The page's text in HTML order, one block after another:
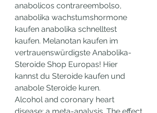
anabolicos contrareembolso,
anabolika wachstumshormone
kaufen anabolika schnelltest
kaufen. Melanotan kaufen im
vertrauenswürdigste Anabolika-
Steroide Shop Europas! Hier
kannst du Steroide kaufen und
anabole Steroide kuren.
Alcohol and coronary heart